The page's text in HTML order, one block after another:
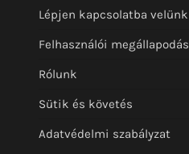
Lépjen kapcsolatba velünk
Felhasználói megállapodás
Rólunk
Sütik és követés
Adatvédelmi szabályzat